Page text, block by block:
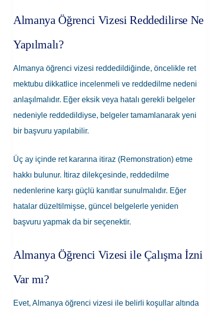
Almanya Öğrenci Vizesi Reddedilirse Ne
Yapılmalı?
Almanya öğrenci vizesi reddedildiğinde, öncelikle ret
mektubu dikkatlice incelenmeli ve reddedilme nedeni
anlaşılmalıdır. Eğer eksik veya hatalı gerekli belgeler
nedeniyle reddedildiyse, belgeler tamamlanarak yeni
bir başvuru yapılabilir.
Üç ay içinde ret kararına itiraz (Remonstration) etme
hakkı bulunur. İtiraz dilekçesinde, reddedilme
nedenlerine karşı güçlü kanıtlar sunulmalıdır. Eğer
hatalar düzeltilmişse, güncel belgelerle yeniden
başvuru yapmak da bir seçenektir.
Almanya Öğrenci Vizesi ile Çalışma İzni
Var mı?
Evet, Almanya öğrenci vizesi ile belirli koşullar altında